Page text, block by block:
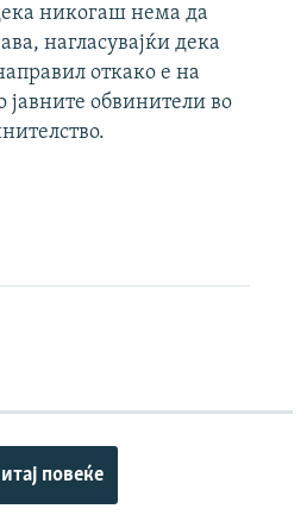
никогаш нема да
нагласувајќи дека
откако е на
јавните обвинители во
повеќе